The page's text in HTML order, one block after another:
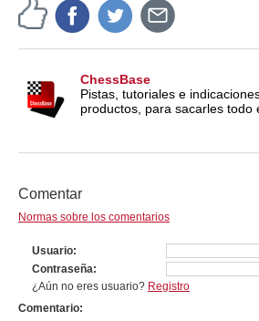
ChessBase
Pistas, tutoriales e
productos, para sacarles todo
Comentar
Normas sobre los comentarios
Usuario
Contraseña
¿Aún no eres usuario? Registro
Comentario